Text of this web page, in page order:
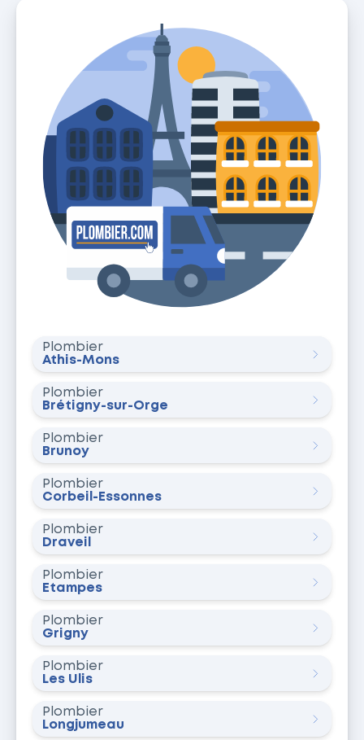
Plombier
Athis-Mons
Plombier
Brétigny-sur-Orge
Plombier
Brunoy
Plombier
Corbeil-Essonnes
Plombier
Draveil
Plombier
Étampes
Plombier
Grigny
Plombier
Les Ulis
Plombier
Longjumeau